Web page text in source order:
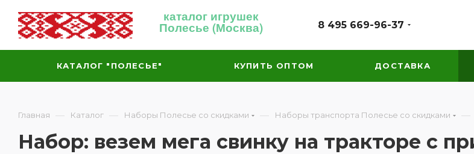
каталог игрушек
Полесье (Москва) 8 495 669-96-37
КАТАЛОГ "ПОЛЕСЬЕ" КУПИТЬ ОПТОМ ДОСТАВКА
Главная — Каталог — Наборы Полесье со скидками — Наборы транспорта Полесье со скидками —
Набор: везем мега свинку на тракторе с